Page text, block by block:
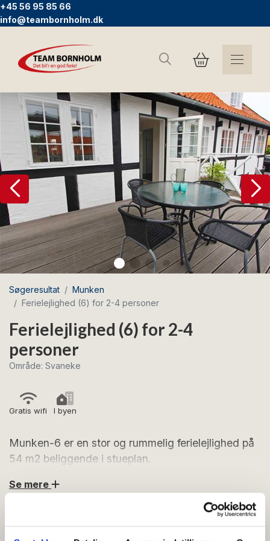
+45 56 95 85 66
info@teambornholm.dk
Søg
Søgeresultat
Munken
Ferielejlighed (6) for 2-4 personer
Ferielejlighed (6) for 2-4
personer
Område: Svaneke
Gratis wifi I byen
Munken-6 er en stor og rummelig ferielejlighed på
54 m2 beliggende i stueplan.
Lejligheden, der ligger i stueplan, er indrettet således:
Entré med adgang til stort badeværelse med
bruseniche, toilet og gulvvarme. Entréen fører videre
Se mere